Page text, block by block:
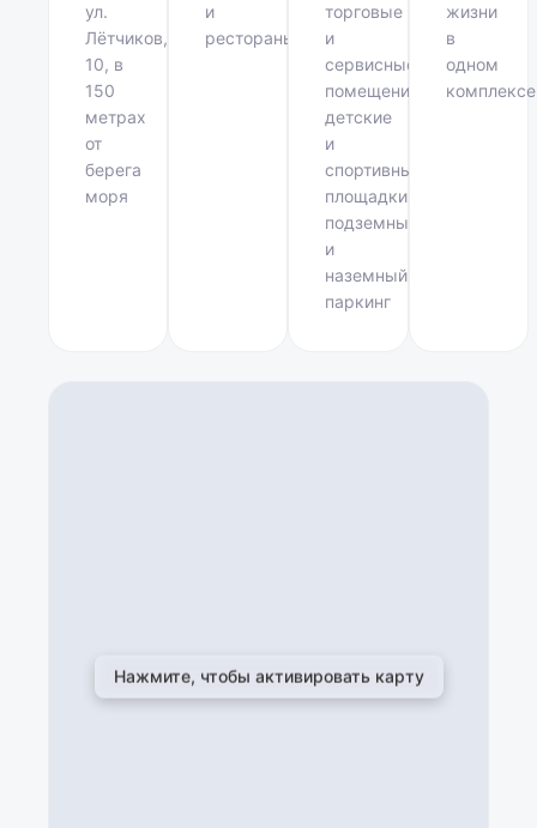
ул.
Лётчиков,
10, в
150
метрах
от
берега
моря
и
рестораны
торговые
и
сервисные
помещения,
детские
и
спортивные
площадки,
подземный
и
наземный
паркинг
жизни
в
одном
комплексе